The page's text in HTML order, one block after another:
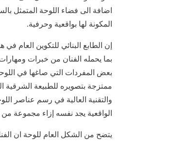
اضافة الى فضاء اللوحة المتمثل
المكونة لها بواقعية وحرفية.
إن الطابع البنائي للتكوين العام
بما يحمله الفنان من خبرات
بعض المفردات التي صاغها في
ممتزجة بتصويره للطبيعة الشرقية
والتقنية العالية في رسم عناصر
الواقعية يجد نفسه إزاء مجموعة
يتضح من الشكل العام للوحة ان